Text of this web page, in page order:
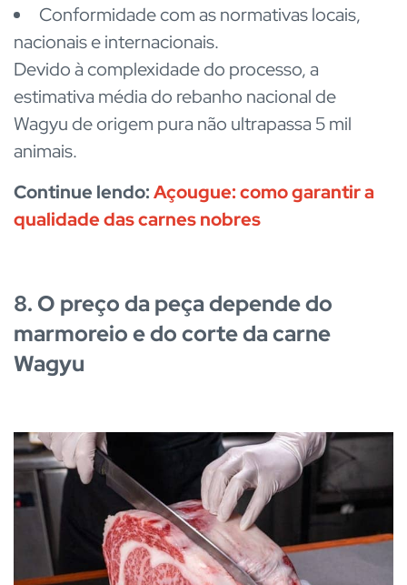
Conformidade com as normativas locais,
nacionais e internacionais.
Devido à complexidade do processo, a
estimativa média do rebanho nacional de
Wagyu de origem pura não ultrapassa 5 mil
animais.
Continue lendo:Açougue: como garantir a
qualidade das carnes nobres
8. O preço da peça depende do
marmoreio e do corte da carne
Wagyu